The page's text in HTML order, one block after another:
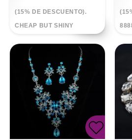
(15% DE DESCUENTO).
CHEAP BUT SHINY